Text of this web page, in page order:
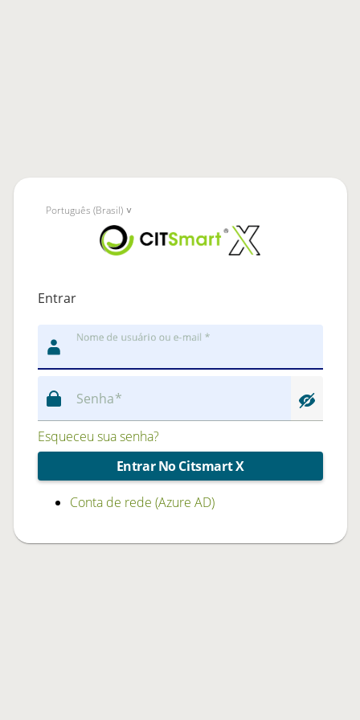
Português (Brasil)
Entrar
Nome de usuário ou e-mail
Senha
Esqueceu sua senha?
Entrar No Citsmart X
Conta de rede (Azure AD)